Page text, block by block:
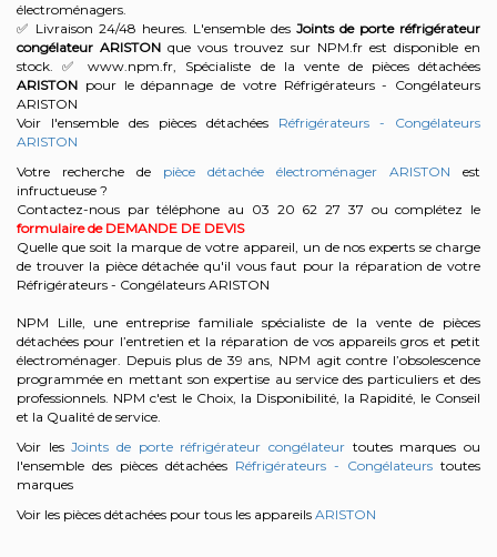
électroménagers.
✅ Livraison 24/48 heures. L'ensemble des Joints de porte réfrigérateur
congélateur ARISTON que vous trouvez sur NPM.fr est disponible en
stock. ✅ www.npm.fr, Spécialiste de la vente de pièces détachées
ARISTON pour le dépannage de votre Réfrigérateurs - Congélateurs
ARISTON
Voir l'ensemble des pièces détachées Réfrigérateurs - Congélateurs
ARISTON
Votre recherche de pièce détachée électroménager ARISTON est
infructueuse ?
Contactez-nous par téléphone au 03 20 62 27 37 ou complétez le
formulaire de DEMANDE DE DEVIS
Quelle que soit la marque de votre appareil, un de nos experts se charge
de trouver la pièce détachée qu'il vous faut pour la réparation de votre
Réfrigérateurs - Congélateurs ARISTON
NPM Lille, une entreprise familiale spécialiste de la vente de pièces
détachées pour l’entretien et la réparation de vos appareils gros et petit
électroménager. Depuis plus de 39 ans, NPM agit contre l’obsolescence
programmée en mettant son expertise au service des particuliers et des
professionnels. NPM c'est le Choix, la Disponibilité, la Rapidité, le Conseil
et la Qualité de service.
Voir lesJoints de porte réfrigérateur congélateur toutes marques ou
l'ensemble des pièces détachées Réfrigérateurs - Congélateurs toutes
marques
Voir les pièces détachées pour tous les appareils ARISTON